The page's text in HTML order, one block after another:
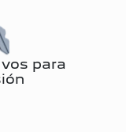
para